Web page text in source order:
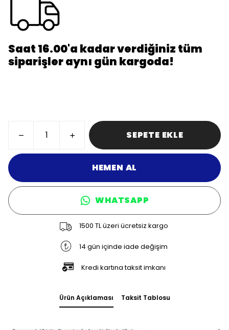
Saat 16.00'a kadar verdiğiniz tüm
siparişler aynı gün kargoda!
SEPETE EKLE
HEMEN AL
WHATSAPP
1500 TL üzeri ücretsiz kargo
14 gün içinde iade değişim
Kredi kartına taksit imkanı
Ürün Açıklaması Taksit Tablosu